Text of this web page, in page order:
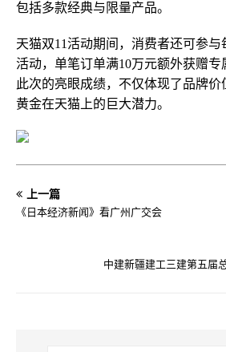
包括多款经典与限量产品。
天猫双11活动期间，消费者还可参与
活动，单笔订单满10万元额外获赠
此次的亮眼成绩，不仅体现了品牌
黄金在天猫上的巨大潜力。
上一篇
《日本经济新闻》看广州广交会
中建新疆建工三建第五届